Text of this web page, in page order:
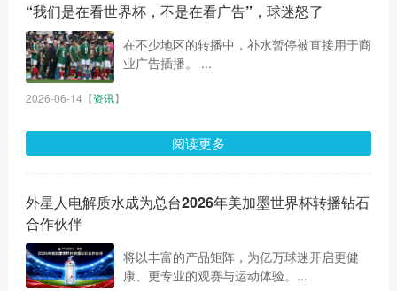
“我们是在看世界杯，不是在看广告”，球迷怒了
在不少地区的转播中，补水暂停被直接用于商
业广告插播。 ...
2026-06-14 【资讯】
阅读更多
外星人电解质水成为总台2026年美加墨世界杯转播钻石
合作伙伴
将以丰富的产品矩阵，为亿万球迷开启更健
康、更专业的观赛与运动体验。...